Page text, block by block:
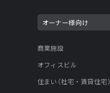
オーナー様向け
商業施設
オフィスビル
住まい（社宅・賃貸住宅）